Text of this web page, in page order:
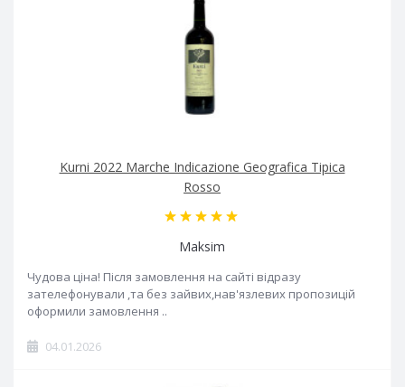
Kurni 2022 Marche Indicazione Geografica Tipica
Rosso
Maksim
Чудова ціна! Після замовлення на сайті відразу
зателефонували ,та без зайвих,нав'язлевих пропозицій
оформили замовлення ..
04.01.2026